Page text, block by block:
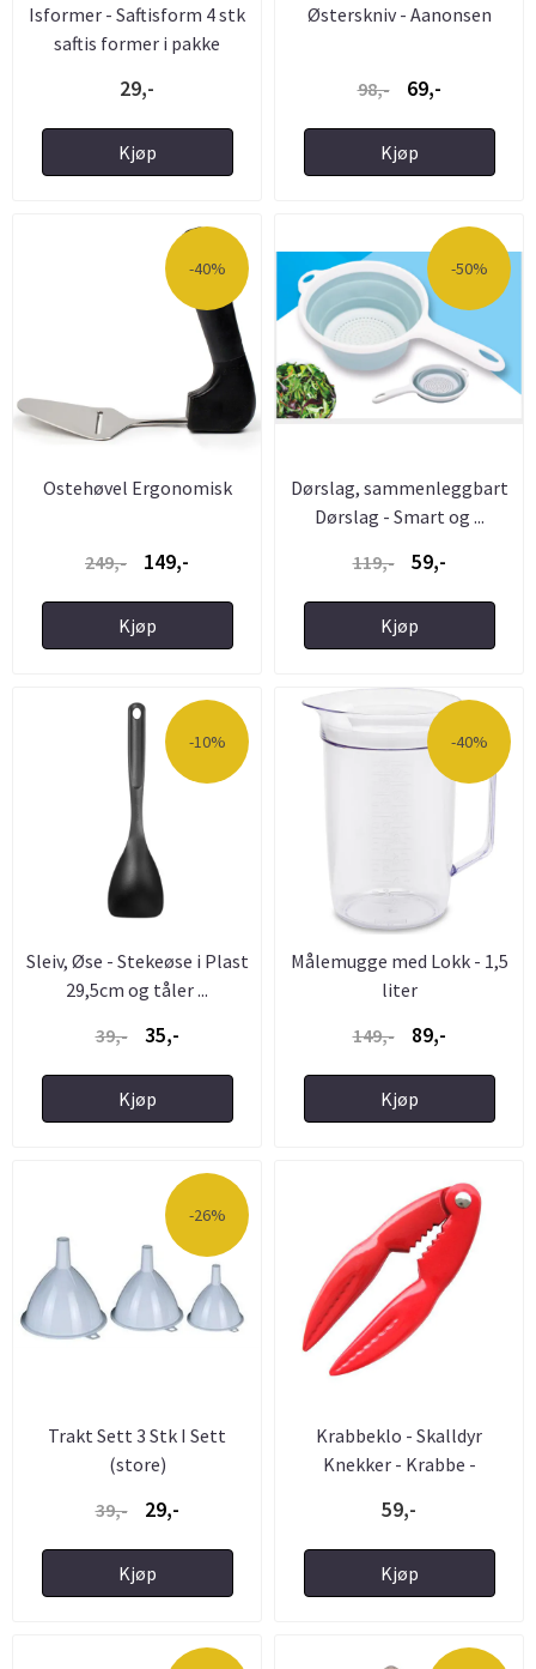
Isformer - Saftisform 4 stk
saftis former i pakke
29,-
Kjøp
Østerskniv - Aanonsen
98,- 69,-
Kjøp
-40%
Ostehøvel Ergonomisk
249,- 149,-
Kjøp
-50%
Dørslag, sammenleggbart
Dørslag - Smart og ...
119,-
59,-
Kjøp
-10%
Sleiv, Øse - Stekeøse i Plast
29,5cm og tåler ...
39,-
35,-
Kjøp
-40%
Målemugge med Lokk - 1,5
liter
149,-
89,-
Kjøp
-26%
Trakt Sett 3 Stk I Sett
(store)
39,-
29,-
Kjøp
Krabbeklo - Skalldyr
Knekker - Krabbe -
59,-
Kjøp